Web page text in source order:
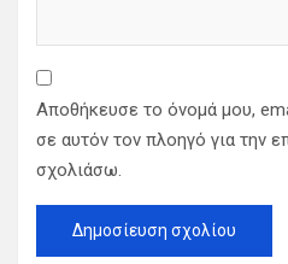
Αποθήκευσε το όνομά μου,
σε αυτόν τον πλοηγό για την
σχολιάσω.